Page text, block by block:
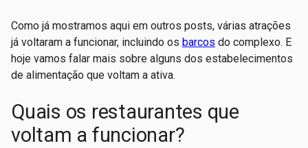
Como já mostramos aqui em outros posts, várias atrações
já voltaram a funcionar, incluindo os barcos do complexo. E
hoje vamos falar mais sobre alguns dos estabelecimentos
de alimentação que voltam a ativa.
Quais os restaurantes que
voltam a funcionar?